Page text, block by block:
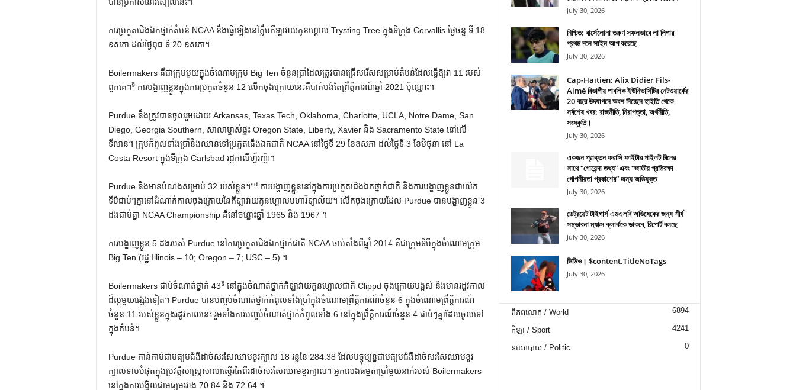
ការប្រកួតជើងឯកថ្នាក់តំបន់ NCAA នឹងធ្វើឡើងនៅក្លឹបកីឡាវាយកូនហ្គោល Trysting Tree ក្នុងទីក្រុង Corvallis ថ្ងៃចន្ទ ទី 18
ឧសភា ដល់ថ្ងៃពុធ ទី 20 ឧសភា។
Boilermakers គឺជាក្រុមមួយក្នុងចំណោមក្រុម Big Ten ចំនួនប្រាំដែលត្រូវបានជ្រើសរើសសម្រាប់តំបន់ដែលធ្វើឱ្យវា 11 របស់
ពួកគេ។ទីការ​បង្ហាញ​ខ្លួន​ក្នុង​ការ​ប្រកួត​ចំនួន 12 លើក​ចុង​ក្រោយ​នេះ​គឺ​បាត់​បង់​តែ​ព្រឹត្តិការណ៍​ឆ្នាំ 2021 ប៉ុណ្ណោះ។
Purdue នឹងត្រូវបានចូលរួមដោយ Arkansas, Texas Tech, Oklahoma, Charlotte, UCLA, Notre Dame, San
Diego, Georgia Southern, សាលាម្ចាស់ផ្ទះ Oregon State, Liberty, Xavier និង Sacramento State នៅលើ
ទីលាន។ ក្រុមកំពូលទាំងប្រាំនឹងឈានទៅប្រកួតជើងឯកជាតិ NCAA នៅថ្ងៃទី 29 ខែឧសភា ដល់ថ្ងៃទី 3 ខែមិថុនា នៅ La
Costa Resort ក្នុងទីក្រុង Carlsbad រដ្ឋកាលីហ្វ័រញ៉ា។
Purdue នឹងមានបំណងសម្រាប់ 32 របស់ខ្លួន។sdការបង្ហាញខ្លួននៅក្នុងការប្រកួតជើងឯកថ្នាក់ជាតិ និងការបង្ហាញខ្លួនជាលើក
ទីបីជាប់ៗគ្នានៅដំណាក់កាលចុងក្រោយនៃកីឡាវាយកូនហ្គោលមហាវិទ្យាល័យ។ លើកចុងក្រោយដែល Purdue បានបង្ហាញខ្លួន 3
ដងជាប់គ្នា NCAA Championship គឺនៅចន្លោះឆ្នាំ 1965 និង 1967 ។
ការបង្ហាញខ្លួន 5 ដងរបស់ Purdue នៅការប្រកួតជើងឯកថ្នាក់ជាតិ NCAA ចាប់តាំងពីឆ្នាំ 2014 គឺជាក្រុមទីបីក្នុងចំណោមក្រុម
Big Ten (រដ្ឋ Illinois – 10; Oregon – 7; USC – 5) ។
Boilermakers ជាប់ចំណាត់ថ្នាក់ 43ទីនៅក្នុងចំណាត់ថ្នាក់កីឡាវាយកូនហ្គោលជាតិ Clippd ចុងក្រោយបង្អស់ និងមានរដូវកាល
ដ៏ល្អមួយផ្សេងទៀត។ Purdue បានបញ្ចប់ចំណាត់ថ្នាក់កំពូលទាំងប្រាំក្នុងចំណោមព្រឹត្តិការណ៍ចំនួន 6 ក្នុងចំណោមព្រឹត្តិការណ៍
ចំនួន 11 របស់ខ្លួនក្នុងរដូវកាលនេះ រួមទាំងការបញ្ចប់ចំណាត់ថ្នាក់កំពូលទាំង 6 នៅក្នុងព្រឹត្តិការណ៍ចំនួន 4 ជាប់ៗគ្នាដែលចូលទៅ
ក្នុងតំបន់។
Purdue កាន់កាប់ជាមធ្យមជំងឺដាច់សរសៃឈាមខួរក្បាល 18 រន្ធនៃ 284.38 ដែលបច្ចុប្បន្នជាមធ្យមជំងឺដាច់សរសៃឈាមខួរ
ក្បាលទាបបំផុតក្នុងប្រវត្តិសាស្ត្រសាលាស្ទើរតែពីរដាច់សរសៃឈាមខួរក្បាល។ អ្នកលេងធម្មតាប្រាំមួយនាក់របស់ Boilermakers
នៅក្នុងការបង្វិលជាមធ្យមរវាង 70.84 និង 72.64 ។
July 30, 2026
নিশ্চিত: বার্সেলোনা তরুণ সফলভাবে লা লিগার
প্রথম দলে সাইন আপ করেছে
July 30, 2026
Cap-Haïtien: Alix Didier Fils-
Aimé বিভাগীয় পাবলিক ইউনিভার্সিটির নেটওয়ার্কের
20 বছর উদযাপনে অংশ নিচ্ছেন হাইতি থেকে
সর্বশেষ খবর: রাজনীতি, নিরাপত্তা, অর্থনীতি,
সংস্কৃতি।
July 30, 2026
একজন প্রাক্তন ফরাসি ফাইটার পাইলট চীনের
সাথে “গোয়েন্দা তথ্য” এবং “জাতীয় প্রতিরক্ষা
গোপনীয়তা প্রকাশের” জন্য অভিযুক্ত
July 30, 2026
ডেট্রয়েট টাইগার্স এমএলবি অভিষেকের জন্য শীর্ষ
সম্ভাবনা ম্যাক্স ক্লার্ককে ডাকবে, রিপোর্ট বলছে
July 30, 2026
ভিডিও। $content.TitleNoTags
July 30, 2026
ពិភពលោក / World 6894
កីឡា / Sport 4241
នយោបាយ / Politic 0